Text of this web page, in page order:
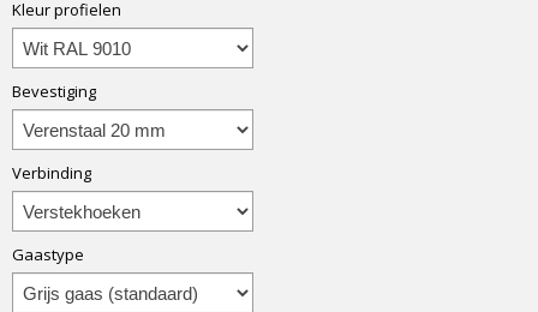
Kleur profielen
Bevestiging
Verbinding
Gaastype